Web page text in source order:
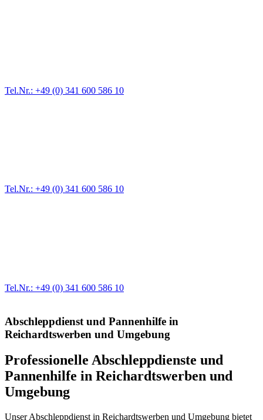
Tel.Nr.: +49 (0) 341 600 586 10
Tel.Nr.: +49 (0) 341 600 586 10
Tel.Nr.: +49 (0) 341 600 586 10
Abschleppdienst und Pannenhilfe in
Reichardtswerben und Umgebung
Professionelle Abschleppdienste und
Pannenhilfe in Reichardtswerben und
Umgebung
Unser Abschleppdienst in Reichardtswerben und Umgebung bietet